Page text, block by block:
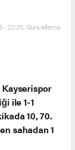
- 22:25, Güncelleme:
Kayserispor
ile 1-1
10, 70.
sahadan 1